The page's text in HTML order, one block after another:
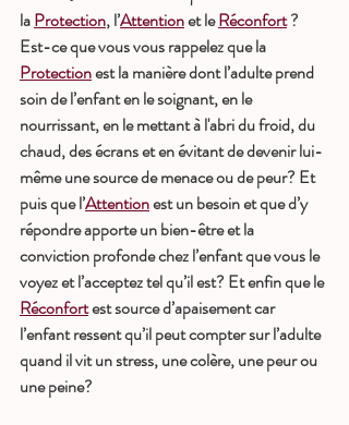
la Protection, l’Attention et le Réconfort ?
Est-ce que vous vous rappelez que la
Protection est la manière dont l’adulte prend
soin de l’enfant en le soignant, en le
nourrissant, en le mettant à l'abri du froid, du
chaud, des écrans et en évitant de devenir lui-
même une source de menace ou de peur? Et
puis que l’Attention est un besoin et que d’y
répondre apporte un bien-être et la
conviction profonde chez l’enfant que vous le
voyez et l’acceptez tel qu’il est? Et enfin que le
Réconfort est source d’apaisement car
l’enfant ressent qu’il peut compter sur l’adulte
quand il vit un stress, une colère, une peur ou
une peine?